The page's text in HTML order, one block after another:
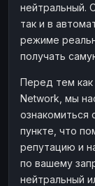
Наличные
Наличные
Наличные
нейтральный.
так и в
режиме
получать
Перед тем как
Network, мы
пункте, что
репутацию и
по вашему
нейтральный